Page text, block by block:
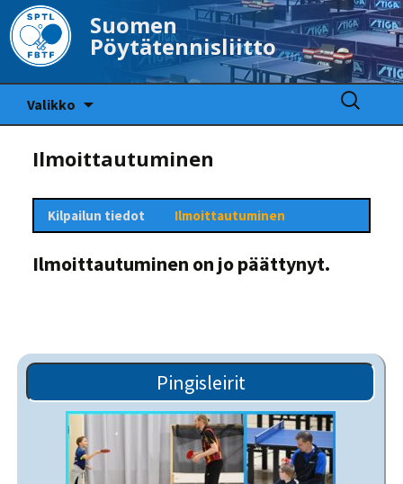
Suomen
Pöytätennisliitto
Valikko
Haku:
Ilmoittautuminen
Kilpailun tiedot Ilmoittautuminen
Ilmoittautuminen on jo päättynyt.
Pingisleirit